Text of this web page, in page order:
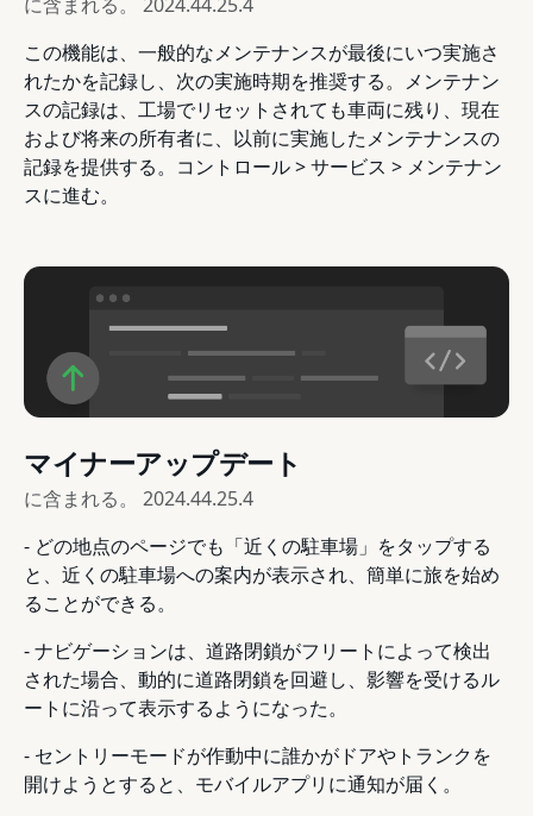
この機能は、一般的なメンテナンスが最後にいつ実施さ
れたかを記録し、次の実施時期を推奨する。メンテナン
スの記録は、工場でリセットされても車両に残り、現在
および将来の所有者に、以前に実施したメンテナンスの
記録を提供する。コントロール > サービス > メンテナン
スに進む。
マイナーアップデート
に含まれる。 2024.44.25.4
- どの地点のページでも「近くの駐車場」をタップする
と、近くの駐車場への案内が表示され、簡単に旅を始め
ることができる。
- ナビゲーションは、道路閉鎖がフリートによって検出
された場合、動的に道路閉鎖を回避し、影響を受けるル
ートに沿って表示するようになった。
- セントリーモードが作動中に誰かがドアやトランクを
開けようとすると、モバイルアプリに通知が届く。